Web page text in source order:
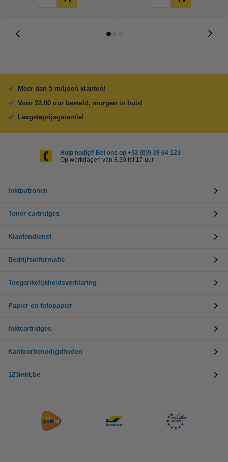
Meer dan 5 miljoen klanten!
Voor 22.00 uur besteld, morgen in huis!
Laagsteprijsgarantie!
Hulp nodig? Bel ons op +32 (0)9 39 64 123
Op werkdagen van 8.30 tot 17 uur
Inktpatronen
Toner cartridges
Klantendienst
Bedrijfsinformatie
Toegankelijkheidsverklaring
Papier en fotopapier
Inktcartridges
Kantoorbenodigdheden
123inkt.be